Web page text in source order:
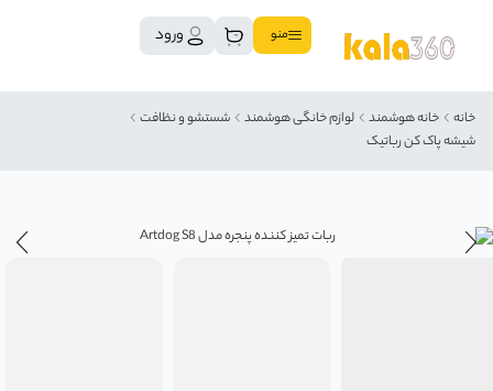
منو ورود
خانه خانه هوشمند لوازم خانگی هوشمند
شستشو و نظافت
شیشه پاک کن رباتیک